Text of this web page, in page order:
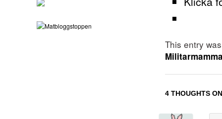
This entry
4 THOUGHTS